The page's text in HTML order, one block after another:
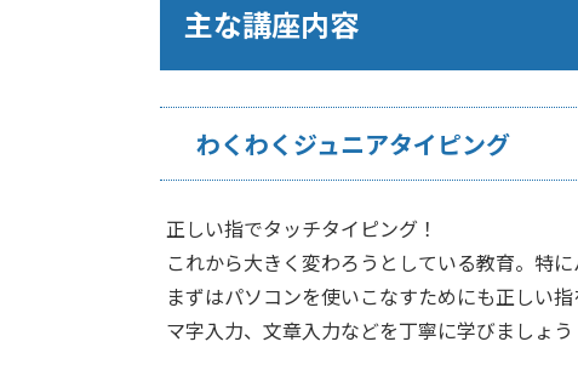
主な講座内容
わくわくジュニアタイピング
正しい指でタッチタイピング！
これから大きく変わろうとしている教育。特
まずはパソコンを使いこなすためにも正しい
マ字入力、文章入力などを丁寧に学びましょう